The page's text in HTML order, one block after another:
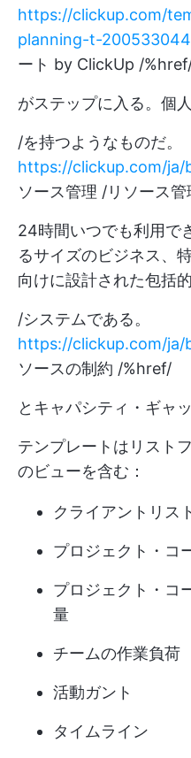
https://clickup.com/
planning-t-200533044
ート by ClickUp /
がステップに入る。個
/を持つようなものだ。
https://clickup.com/ja/
ソース管理 /リソース管
24時間いつでも利用で
るサイズのビジネス、
向けに設計された包括
/システムである。
https://clickup.com/
ソースの制約 /%href/
とキャパシティ・ギャッ
テンプレートはリスト
のビューを含む：
クライアントリス
プロジェクト・コ
プロジェクト・コ
量
チームの作業負荷
活動ガント
タイムライン